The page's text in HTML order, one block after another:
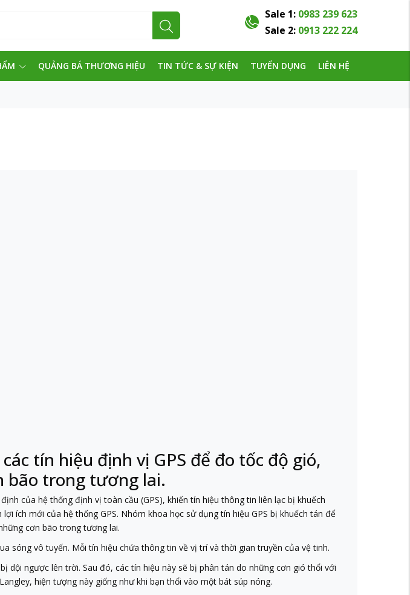
Sale 1: 0983 239 623
Sale 2: 0913 222 224
QUẢNG BÁ THƯƠNG HIỆU TIN TỨC & SỰ KIỆN TUYỂN DỤNG LIÊN HỆ
tín hiệu định vị GPS để đo tốc độ gió,
bão trong tương lai.
của hệ thống định vị toàn cầu (GPS), khiến tín hiệu thông tin liên lạc bị khuếch
ích mới của hệ thống GPS. Nhóm khoa học sử dụng tín hiệu GPS bị khuếch tán để
cơn bão trong tương lai.
sóng vô tuyến. Mỗi tín hiệu chứa thông tin về vị trí và thời gian truyền của vệ tinh.
dội ngược lên trời. Sau đó, các tín hiệu này sẽ bị phân tán do những cơn gió thổi với
hiện tượng này giống như khi bạn thổi vào một bát súp nóng.